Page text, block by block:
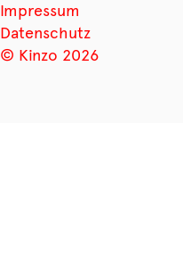
Impressum
Datenschutz
© Kinzo 2026